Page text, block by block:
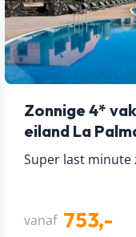
Zonnige 4*
eiland La
Super last minute
vanaf 753,-